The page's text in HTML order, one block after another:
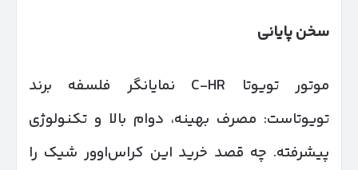
سخن پایانی
موتور تویوتا C-HR نمایانگر فلسفه برند
تویوتاست: مصرف بهینه، دوام بالا و تکنولوژی
پیشرفته. چه قصد خرید این کراس‌اوور شیک را